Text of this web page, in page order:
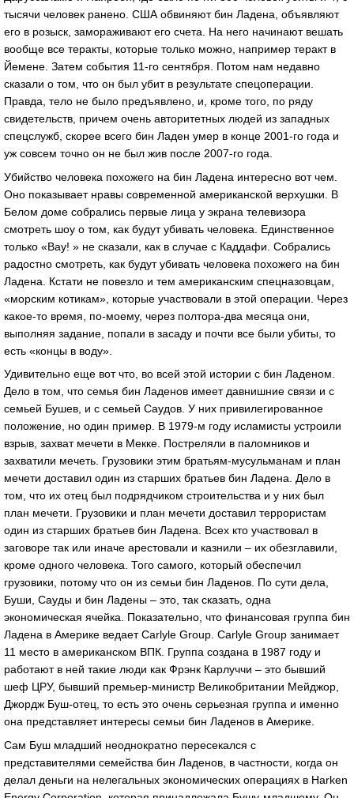
тысячи человек ранено. США обвиняют бин Ладена, объявляют
его в розыск, замораживают его счета. На него начинают вешать
вообще все теракты, которые только можно, например теракт в
Йемене. Затем события 11-го сентября. Потом нам недавно
сказали о том, что он был убит в результате спецоперации.
Правда, тело не было предъявлено, и, кроме того, по ряду
свидетельств, причем очень авторитетных людей из западных
спецслужб, скорее всего бин Ладен умер в конце 2001-го года и
уж совсем точно он не был жив после 2007-го года.
Убийство человека похожего на бин Ладена интересно вот чем.
Оно показывает нравы современной американской верхушки. В
Белом доме собрались первые лица у экрана телевизора
смотреть шоу о том, как будут убивать человека. Единственное
только «Вау! » не сказали, как в случае с Каддафи. Собрались
радостно смотреть, как будут убивать человека похожего на бин
Ладена. Кстати не повезло и тем американским спецназовцам,
«морским котикам», которые участвовали в этой операции. Через
какое-то время, по-моему, через полтора-два месяца они,
выполняя задание, попали в засаду и почти все были убиты, то
есть «концы в воду».
Удивительно еще вот что, во всей этой истории с бин Ладеном.
Дело в том, что семья бин Ладенов имеет давнишние связи и с
семьей Бушев, и с семьей Саудов. У них привилегированное
положение, но один пример. В 1979-м году исламисты устроили
взрыв, захват мечети в Мекке. Постреляли в паломников и
захватили мечеть. Грузовики этим братьям-мусульманам и план
мечети доставил один из старших братьев бин Ладена. Дело в
том, что их отец был подрядчиком строительства и у них был
план мечети. Грузовики и план мечети доставил террористам
один из старших братьев бин Ладена. Всех кто участвовал в
заговоре так или иначе арестовали и казнили – их обезглавили,
кроме одного человека. Того самого, который обеспечил
грузовики, потому что он из семьи бин Ладенов. По сути дела,
Буши, Сауды и бин Ладены – это, так сказать, одна
экономическая ячейка. Показательно, что финансовая группа бин
Ладена в Америке ведает Carlyle Group. Carlyle Group занимает
11 место в американском ВПК. Группа создана в 1987 году и
работают в ней такие люди как Фрэнк Карлуччи – это бывший
шеф ЦРУ, бывший премьер-министр Великобритании Мейджор,
Джордж Буш-отец, то есть это очень серьезная группа и именно
она представляет интересы семьи бин Ладенов в Америке.
Сам Буш младший неоднократно пересекался с
представителями семейства бин Ладенов, в частности, когда он
делал деньги на нелегальных экономических операциях в Harken